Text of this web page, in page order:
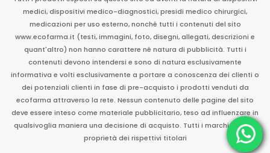
medici, dispositivi medico-diagnostici, presidi medico chirurgici,
medicazioni per uso esterno, nonché tutti i contenuti del sito
www.ecofarma.it (testi, immagini, foto, disegni, allegati, descrizioni e
quant'altro) non hanno carattere né natura di pubblicità. Tutti i
contenuti devono intendersi e sono di natura esclusivamente
informativa e volti esclusivamente a portare a conoscenza dei clienti o
dei potenziali clienti in fase di pre-acquisto i prodotti venduti da
ecofarma attraverso la rete. Nessun contenuto delle pagine del sito
deve essere inteso come materiale pubblicitario, teso ad influenzare in
qualsivoglia maniera una decisione di acquisto. Tutti i marchi sono di
proprietà dei rispettivi titolari